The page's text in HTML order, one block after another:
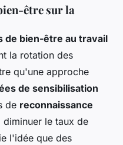
être sur la
de bien-être au travail
la rotation des
qu'une approche
de sensibilisation
de reconnaissance
diminuer le taux de
l'idée que des